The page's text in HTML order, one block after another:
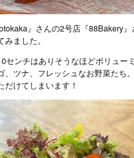
』さんの2号店『88Bakery
ました。
センチはありそうなほどボリュー
、ツナ、フレッシュなお野菜たち
けてしまいます！